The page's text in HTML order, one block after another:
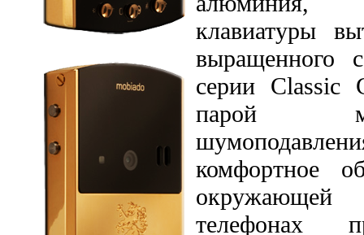
клавиатуры
выращенного
серии
парой
комфортное
окружающей
телефонах